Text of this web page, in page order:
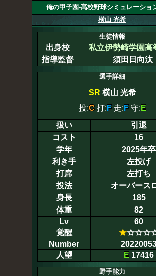
俺の甲子園-高校野球シミュレーショ
横山 光希
生徒情報
出身校
私立伊勢崎学園高
指導監督
須田日向汰
選手詳細
SR 横山 光希
投:C打: F走: F守: E
扱い
引退
コスト
16
学年
2025年卒
利き手
左投げ
打席
左打ち
投法
オーバース
身長
185
体重
82
Lv
60
覚醒
★
Number
人望
E 17416
野手能力